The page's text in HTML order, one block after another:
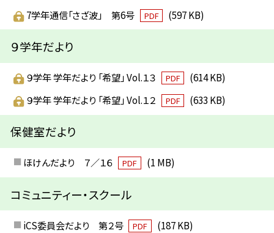
7学年通信「さざ波」 第6号
PDF (597 KB)
９学年だより
９学年 学年だより 「希望」 Vol.１３ PDF
(614 KB)
９学年 学年だより 「希望」 Vol.１２
PDF (633 KB)
保健室だより
ほけんだより ７／１６ PDF (1 MB)
コミュニティー・スクール
iCS委員会だより 第２号 PDF (187 KB)